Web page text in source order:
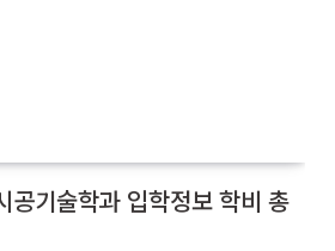
공기술학과 입학정보 학비 총